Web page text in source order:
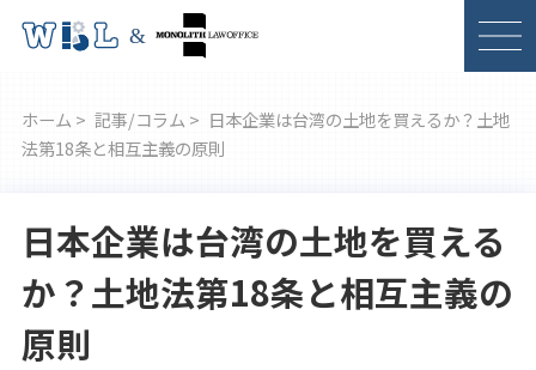
ホーム > 記事/コラム > 日本企業は台湾の土地を買えるか？土地
法第18条と相互主義の原則
日本企業は台湾の土地を買える
か？土地法第18条と相互主義の
原則